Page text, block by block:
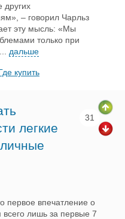
других
– говорил Чарльз
эту мысль: «Мы
только при
дальше
купить
легкие
31
первое впечатление о
лишь за первые 7